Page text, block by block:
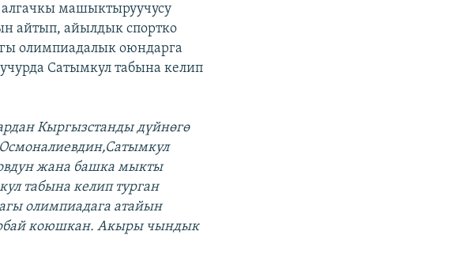
алгачкы машыктыруучусу
айтып, айылдык спортко
олимпиадалык оюндарга
Сатымкул табына келип
Кыргызстанды дүйнөгө
жана башка мыкты
табына келип турган
олимпиадага атайын
коюшкан. Акыры чындык